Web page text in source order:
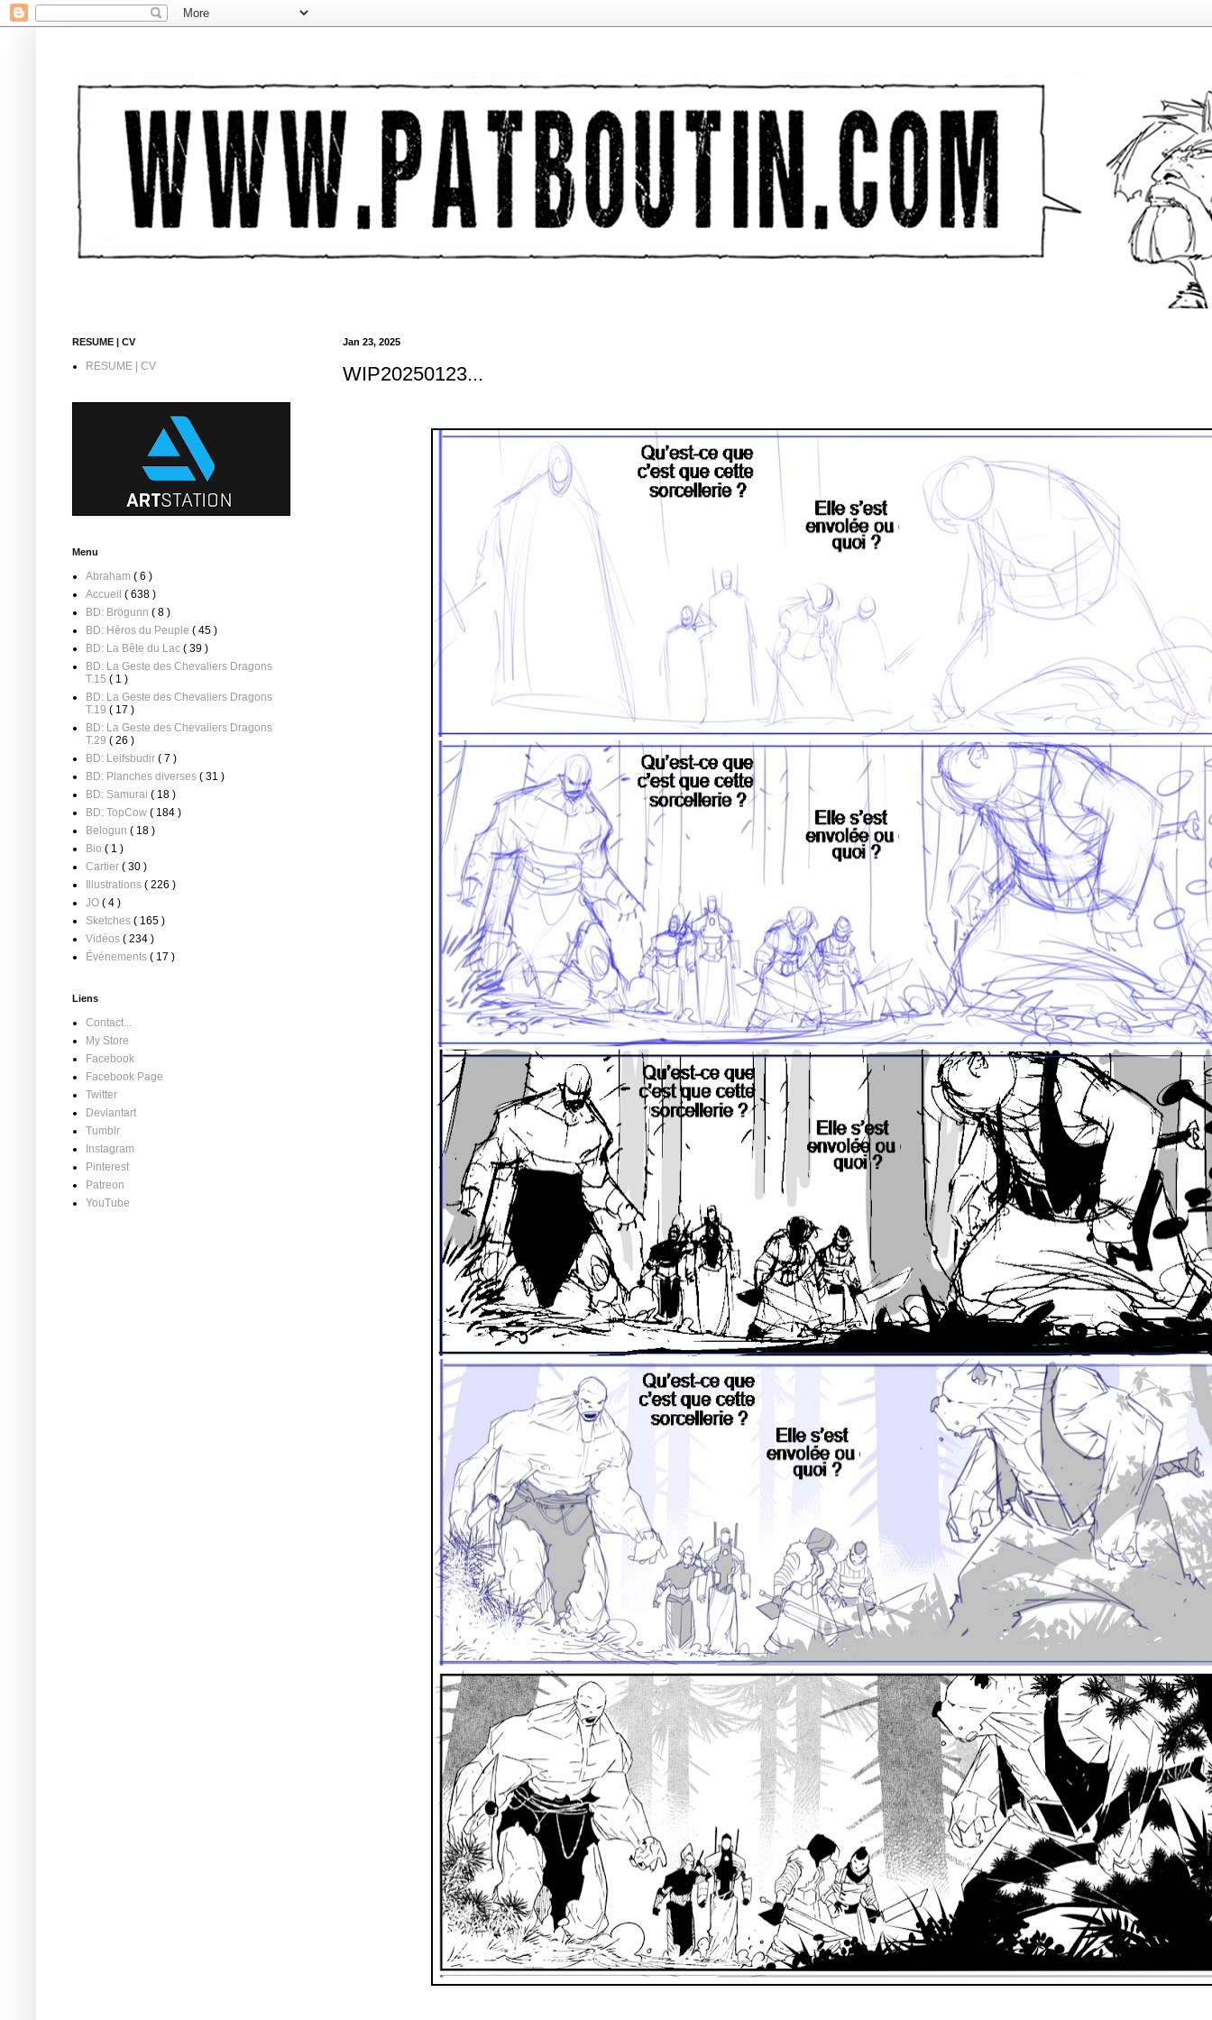
Jan 23, 2025
WIP20250123...
RESUME | CV
RESUME | CV
Menu
Abraham ( 6 )
Accueil ( 638 )
BD: Brögunn ( 8 )
BD: Héros du Peuple ( 45 )
BD: La Bête du Lac ( 39 )
BD: La Geste des Chevaliers Dragons
T.15 ( 1 )
BD: La Geste des Chevaliers Dragons
T.19 ( 17 )
BD: La Geste des Chevaliers Dragons
T.29 ( 26 )
BD: Leifsbudir ( 7 )
BD: Planches diverses ( 31 )
BD: Samurai ( 18 )
BD: TopCow ( 184 )
Belogun ( 18 )
Bio ( 1 )
Cartier ( 30 )
Illustrations ( 226 )
JO ( 4 )
Sketches ( 165 )
Vidéos ( 234 )
Événements ( 17 )
Liens
Contact...
My Store
Facebook
Facebook Page
Twitter
Deviantart
Tumblr
Instagram
Pinterest
Patreon
YouTube